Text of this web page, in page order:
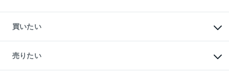
買いたい
新築・分譲マンションの購入
中古マンションの購入
一戸建ての購入
売りたい